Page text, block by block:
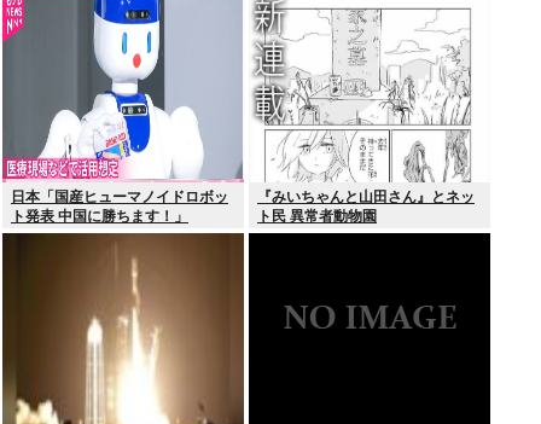
日本「国産ヒューマノイドロボッ
ト発表 中国に勝ちます！」
youtubeで1万いいね
『みいちゃんと山田さん』とネッ
ト民 異常者動物園